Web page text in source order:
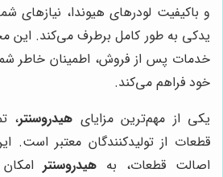
و باکیفیت لودرهای هیوندا، نیازهای
یدکی به طور کامل برطرف می‌کند. این
خدمات پس از فروش، اطمینان خاطر
خود فراهم می‌کند.
یکی از مهم‌ترین مزایای هیدروسنتر،
قطعات از تولیدکنندگان معتبر است.
اصالت قطعات، به هیدروسنتر